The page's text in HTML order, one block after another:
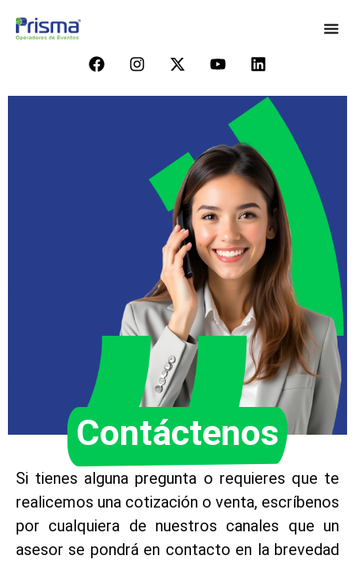
Contáctenos
Si tienes alguna pregunta o requieres que te
realicemos una cotización o venta, escríbenos
por cualquiera de nuestros canales que un
asesor se pondrá en contacto en la brevedad